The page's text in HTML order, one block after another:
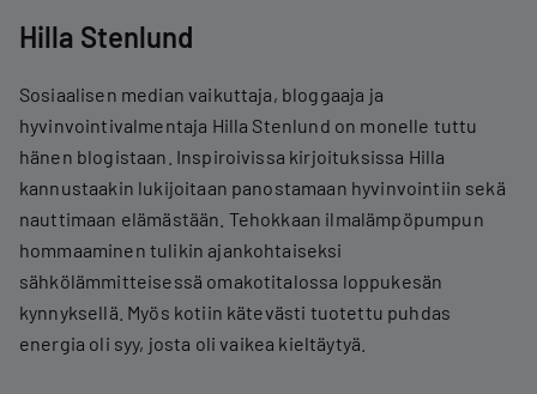
Hilla Stenlund
Sosiaalisen median vaikuttaja, bloggaaja ja
hyvinvointivalmentaja Hilla Stenlund on monelle tuttu
hänen blogistaan. Inspiroivissa kirjoituksissa Hilla
kannustaakin lukijoitaan panostamaan hyvinvointiin sekä
nauttimaan elämästään. Tehokkaan ilmalämpöpumpun
hommaaminen tulikin ajankohtaiseksi
sähkölämmitteisessä omakotitalossa loppukesän
kynnyksellä. Myös kotiin kätevästi tuotettu puhdas
energia oli syy, josta oli vaikea kieltäytyä.